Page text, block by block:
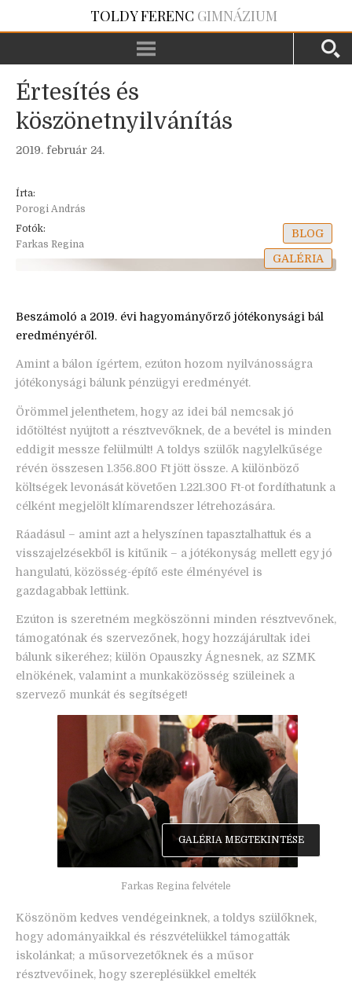
TOLDY FERENC GIMNÁZIUM
Értesítés és
köszönetnyilvánítás
2019. február 24.
Írta:
Porogi András
Fotók:
Farkas Regina
BLOG
GALÉRIA
Beszámoló a 2019. évi hagyományőrző jótékonysági bál
eredményéről.
Amint a bálon ígértem, ezúton hozom nyilvánosságra
jótékonysági bálunk pénzügyi eredményét.
Örömmel jelenthetem, hogy az idei bál nemcsak jó
időtöltést nyújtott a résztvevőknek, de a bevétel is minden
eddigit messze felülmúlt! A toldys szülők nagylelkűsége
révén összesen 1.356.800 Ft jött össze. A különböző
költségek levonását követően 1.221.300 Ft-ot fordíthatunk a
célként megjelölt klímarendszer létrehozására.
Ráadásul – amint azt a helyszínen tapasztalhattuk és a
visszajelzésekből is kitűnik – a jótékonyság mellett egy jó
hangulatú, közösség-építő este élményével is
gazdagabbak lettünk.
Ezúton is szeretném megköszönni minden résztvevőnek,
támogatónak és szervezőnek, hogy hozzájárultak idei
bálunk sikeréhez; külön Opauszky Ágnesnek, az SZMK
elnökének, valamint a munkaközösség szüleinek a
szervező munkát és segítséget!
Farkas Regina felvétele
GALÉRIA MEGTEKINTÉSE
Köszönöm kedves vendégeinknek, a toldys szülőknek,
hogy adományaikkal és részvételükkel támogatták
iskolánkat; a műsorvezetőknek és a műsor
résztvevőinek, hogy szereplésükkel emelték